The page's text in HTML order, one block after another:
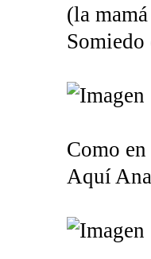
(la
Somiedo
Como
Aquí